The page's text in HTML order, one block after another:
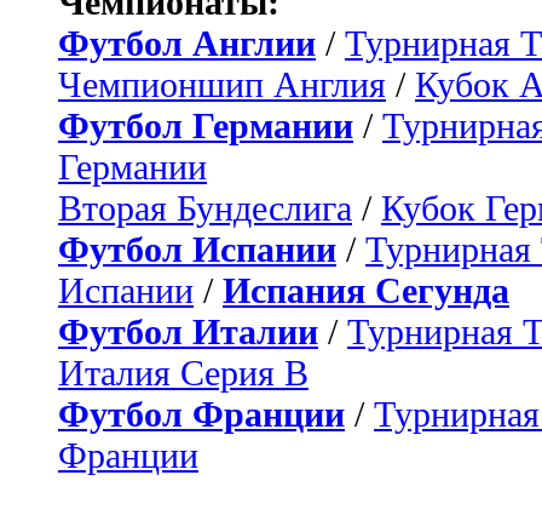
Футбол Англии / Турнирная
Чемпионшип Англия / Кубок
Футбол Германии /
Германии
Вторая Бундеслига / Кубок
Футбол Испании / Турнирная
Испании / Испания Сегунда
Футбол Италии / Турнирная
Италия Серия B
Футбол Франции /
Франции